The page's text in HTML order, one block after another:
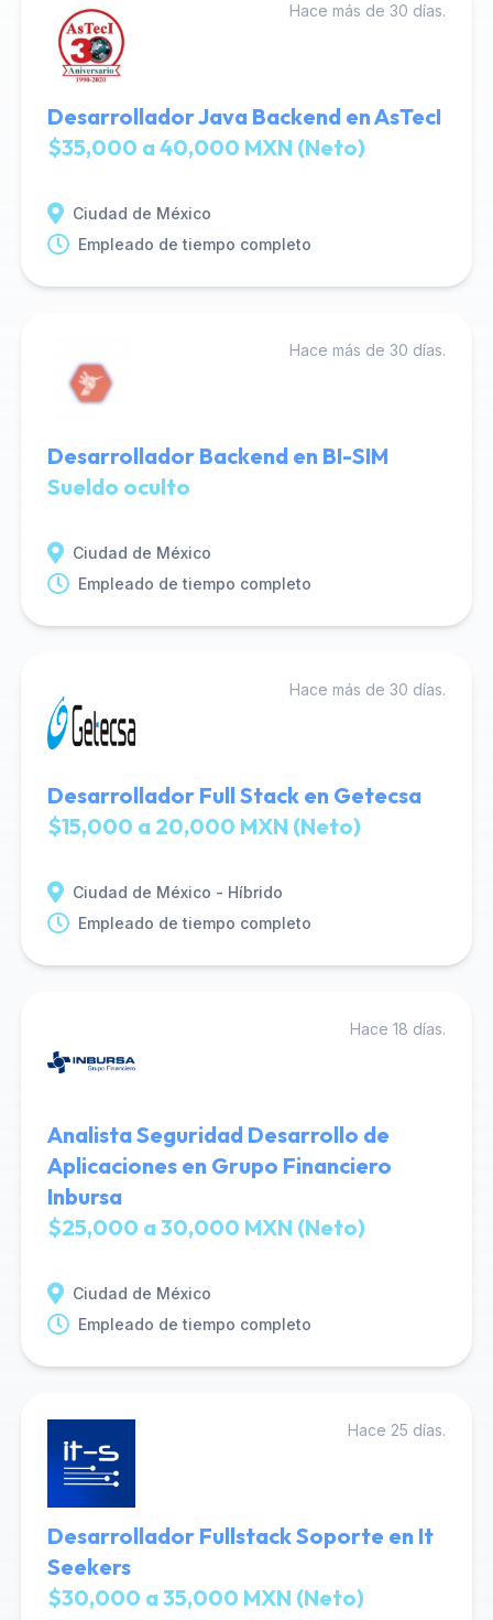
Hace más de 30 días.
Desarrollador Java Backend en AsTecI
$35,000 a 40,000 MXN (Neto)
Ciudad de México
Empleado de tiempo completo
Hace más de 30 días.
Desarrollador Backend en BI-SIM
Sueldo oculto
Ciudad de México
Empleado de tiempo completo
Hace más de 30 días.
Desarrollador Full Stack en Getecsa
$15,000 a 20,000 MXN (Neto)
Ciudad de México - Híbrido
Empleado de tiempo completo
Hace 18 días.
Analista Seguridad Desarrollo de
Aplicaciones en Grupo Financiero
Inbursa
$25,000 a 30,000 MXN (Neto)
Ciudad de México
Empleado de tiempo completo
Hace 25 días.
Desarrollador Fullstack Soporte en It
Seekers
$30,000 a 35,000 MXN (Neto)